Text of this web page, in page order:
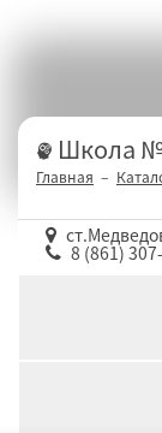
Школа
Главная
8 (861)